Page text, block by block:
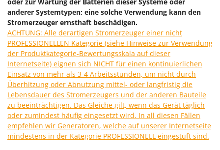
N
Notstromaggregat
Nudelmaschinen
O
Obstmühlen Obsthäcksler Obstmuser
Obstpressen
Olivenernter und Schüttler
P
Palettengabeln für Traktoren
Pelletpressen
Pflüge für Traktor
Fimar
FINI
Fiorentini
Fiskars
Flymo
Fontana Forni
Forest Master
Francini
G
anderer Systemtypen; eine solche Verwendung kann den
Stromerzeuger ernsthaft beschädigen.
ACHTUNG: Alle derartigen Stromerzeuger einer nicht
PROFESSIONELLEN Kategorie (siehe Hinweise zur Verwendung
der Produktkategorie-Bewertungsskala auf dieser
Internetseite) eignen sich NICHT für einen kontinuierlichen
Einsatz von mehr als 3-4 Arbeitsstunden, um nicht durch
Überhitzung oder Abnutzung mittel- oder langfristig die
Lebensdauer des Stromerzeugers und der anderen Bauteile
zu beeinträchtigen. Das Gleiche gilt, wenn das Gerät täglich
oder zumindest häufig eingesetzt wird. In all diesen Fällen
empfehlen wir Generatoren, welche auf unserer Internetseite
mindestens in der Kategorie PROFESSIONELL eingestuft sind.